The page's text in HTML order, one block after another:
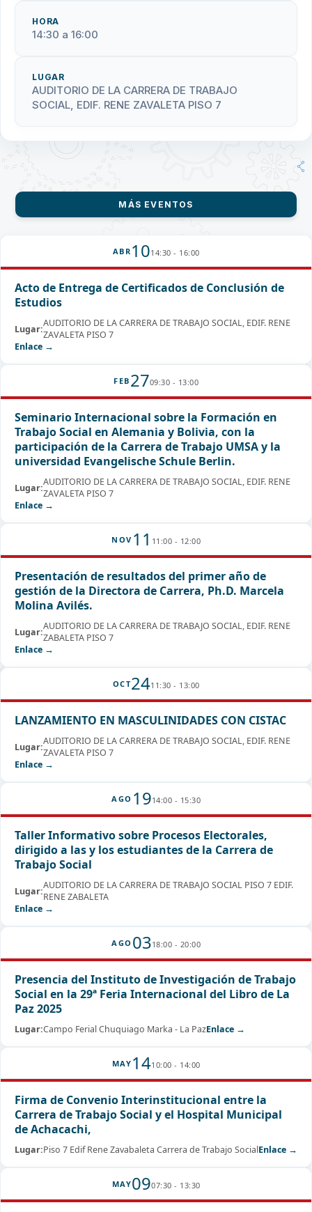
HORA
14:30 a 16:00
LUGAR
AUDITORIO DE LA CARRERA DE TRABAJO
SOCIAL, EDIF. RENE ZAVALETA PISO 7
MÁS EVENTOS
ABR 1014:30 - 16:00
Acto de Entrega de Certificados de Conclusión de
Estudios
Lugar:AUDITORIO DE LA CARRERA DE TRABAJO SOCIAL, EDIF. RENE
ZAVALETA PISO 7
Enlace →
FEB 2709:30 - 13:00
Seminario Internacional sobre la Formación en
Trabajo Social en Alemania y Bolivia, con la
participación de la Carrera de Trabajo UMSA y la
universidad Evangelische Schule Berlin.
Lugar:AUDITORIO DE LA CARRERA DE TRABAJO SOCIAL, EDIF. RENE
ZAVALETA PISO 7
Enlace →
NOV 11 11:00 - 12:00
Presentación de resultados del primer año de
gestión de la Directora de Carrera, Ph.D. Marcela
Molina Avilés.
Lugar:AUDITORIO DE LA CARRERA DE TRABAJO SOCIAL, EDIF. RENE
ZABALETA PISO 7
Enlace →
OCT2411:30 - 13:00
LANZAMIENTO EN MASCULINIDADES CON CISTAC
Lugar:AUDITORIO DE LA CARRERA DE TRABAJO SOCIAL, EDIF. RENE
ZAVALETA PISO 7
Enlace →
AGO 1914:00 - 15:30
Taller Informativo sobre Procesos Electorales,
dirigido a las y los estudiantes de la Carrera de
Trabajo Social
Lugar:AUDITORIO DE LA CARRERA DE TRABAJO SOCIAL PISO 7 EDIF.
RENE ZABALETA
Enlace →
AGO 0318:00 - 20:00
Presencia del Instituto de Investigación de Trabajo
Social en la 29ª Feria Internacional del Libro de La
Paz 2025
Lugar:Campo Ferial Chuquiago Marka - La PazEnlace →
MAY 1410:00 - 14:00
Firma de Convenio Interinstitucional entre la
Carrera de Trabajo Social y el Hospital Municipal
de Achacachi,
Lugar:Piso 7 Edif Rene Zavabaleta Carrera de Trabajo SocialEnlace →
MAY0907:30 - 13:30